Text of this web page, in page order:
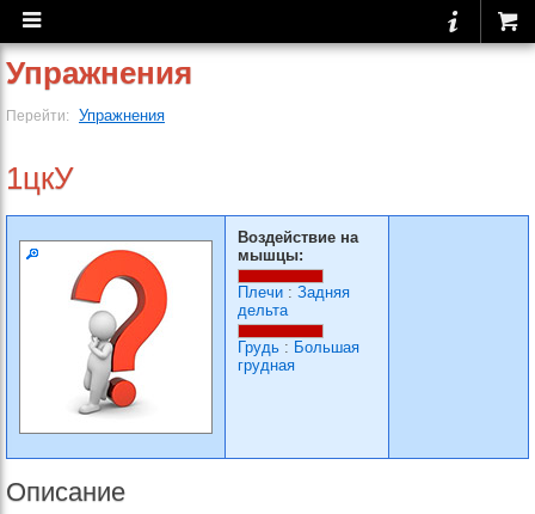
Упражнения
Перейти: Упражнения
1цкУ
Воздействие на
мышцы:
Плечи : Задняя
дельта
Грудь : Большая
грудная
Описание